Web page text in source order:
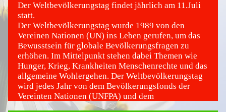
©
Der Weltbevölkerungstag findet jährlich am 11.Juli
statt.
Der Weltbevölkerungstag wurde 1989 von den
Vereinen Nationen (UN) ins Leben gerufen, um das
Bewusstsein für globale Bevölkerungsfragen zu
erhöhen. Im Mittelpunkt stehen dabei Themen wie
Hunger, Krieg, Krankheiten Menschenrechte und das
allgemeine Wohlergehen. Der Weltbevölkerungstag
wird jedes Jahr von dem Bevölkerungsfonds der
Vereinten Nationen (UNFPA) und dem
Entwicklungsprogramm der Vereinten Nationen